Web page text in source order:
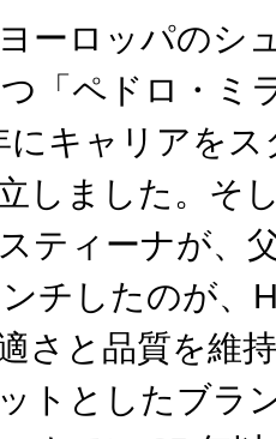
ーロッパのシ
「ペドロ・ミ
にキャリアを
しました。そ
ティーナが、
チしたのが、
さと品質を維
トとしたブラ